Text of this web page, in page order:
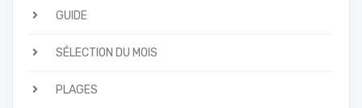
GUIDE
SÉLECTION DU MOIS
PLAGES